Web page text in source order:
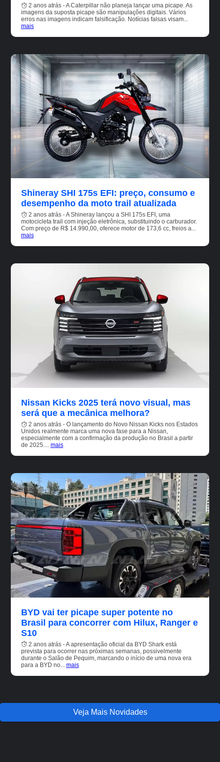
2 anos atrás - A Caterpillar não planeja lançar uma picape. As
imagens da suposta picape são manipulações digitais. Vários
erros nas imagens indicam falsificação. Notícias falsas visam...
mais
Shineray SHI 175s EFI: preço, consumo e
desempenho da moto trail atualizada
2 anos atrás - A Shineray lançou a SHI 175s EFI, uma
motocicleta trail com injeção eletrônica, substituindo o carburador.
Com preço de R$ 14.990,00, oferece motor de 173,6 cc, freios a...
mais
Nissan Kicks 2025 terá novo visual, mas
será que a mecânica melhora?
2 anos atrás - O lançamento do Novo Nissan Kicks nos Estados
Unidos realmente marca uma nova fase para a Nissan,
especialmente com a confirmação da produção no Brasil a partir
de 2025.... mais
BYD vai ter picape super potente no
Brasil para concorrer com Hilux, Ranger e
S10
2 anos atrás - A apresentação oficial da BYD Shark está
prevista para ocorrer nas próximas semanas, possivelmente
durante o Salão de Pequim, marcando o início de uma nova era
para a BYD no... mais
Veja Mais Novidades